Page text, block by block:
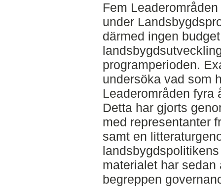
Fem
under
därmed ingen
programperioden.
undersöka vad som
Leaderområden fyra
Detta har gjorts
med representanter
samt en
materialet har
begreppen